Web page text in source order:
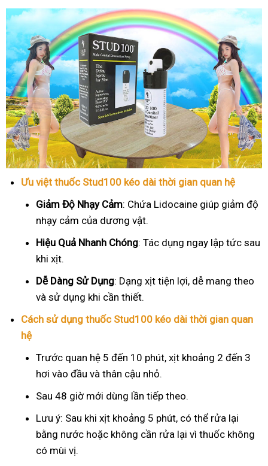
Ưu việt thuốc Stud100 kéo dài thời gian quan hệ
Giảm Độ Nhạy Cảm: Chứa Lidocaine giúp giảm độ
nhạy cảm của dương vật.
Hiệu Quả Nhanh Chóng: Tác dụng ngay lập tức sau
khi xịt.
Dễ Dàng Sử Dụng: Dạng xịt tiện lợi, dễ mang theo
và sử dụng khi cần thiết.
Cách sử dụng thuốc Stud100 kéo dài thời gian quan
hệ
Trước quan hệ 5 đến 10 phút, xịt khoảng 2 đến 3
hơi vào đầu và thân cậu nhỏ.
Sau 48 giờ mới dùng lần tiếp theo.
Lưu ý: Sau khi xịt khoảng 5 phút, có thể rửa lại
bằng nước hoặc không cần rửa lại vì thuốc không
có mùi vị.